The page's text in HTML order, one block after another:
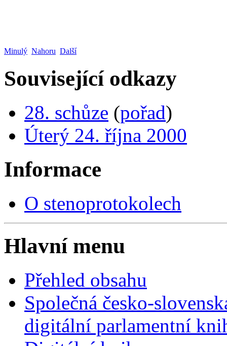
Minulý Nahoru Další
Související odkazy
28. schůze (pořad)
Úterý 24. října 2000
Informace
O stenoprotokolech
Hlavní menu
Přehled obsahu
Společná česko-
digitální parlamentní